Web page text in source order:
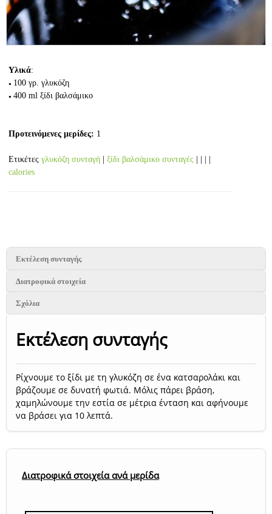
Υλικά:
100 γρ. γλυκόζη
400 ml ξίδι βαλσάμικο
Προτεινόμενες μερίδες: 1
Ετικέτες γλυκόζη συνταγή ξίδι βαλσάμικο συνταγές
calories
Εκτέλεση συνταγής
Διατροφικά στοιχεία
Σχόλια
Εκτέλεση συνταγής
Ρίχνουμε το ξίδι με τη γλυκόζη σε ένα κατσαρολάκι και
βράζουμε σε δυνατή φωτιά. Μόλις πάρει βράση,
χαμηλώνουμε την εστία σε μέτρια ένταση και αφήνουμε
να βράσει για 10 λεπτά.
Διατροφικά στοιχεία ανά μερίδα